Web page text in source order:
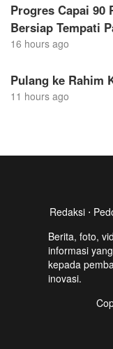
Progres Capai 90
Bersiap Tempati
16 hours ago
Pulang ke Rahim
11 hours ago
Redaksi⋅
Berita, foto,
informasi
kepada
inovasi.